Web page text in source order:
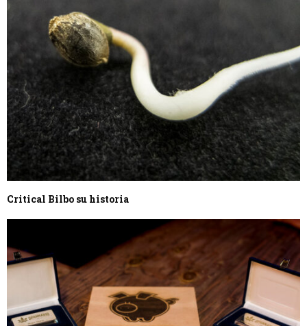
Critical Bilbo su historia